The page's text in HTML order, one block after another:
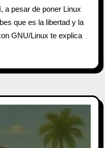
a pesar de poner Linux
que es la libertad y la
GNU/Linux te explica